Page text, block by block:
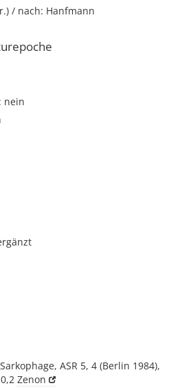
/ nach: Hanfmann
nein
ASR 5, 4 (Berlin 1984),
Zenon